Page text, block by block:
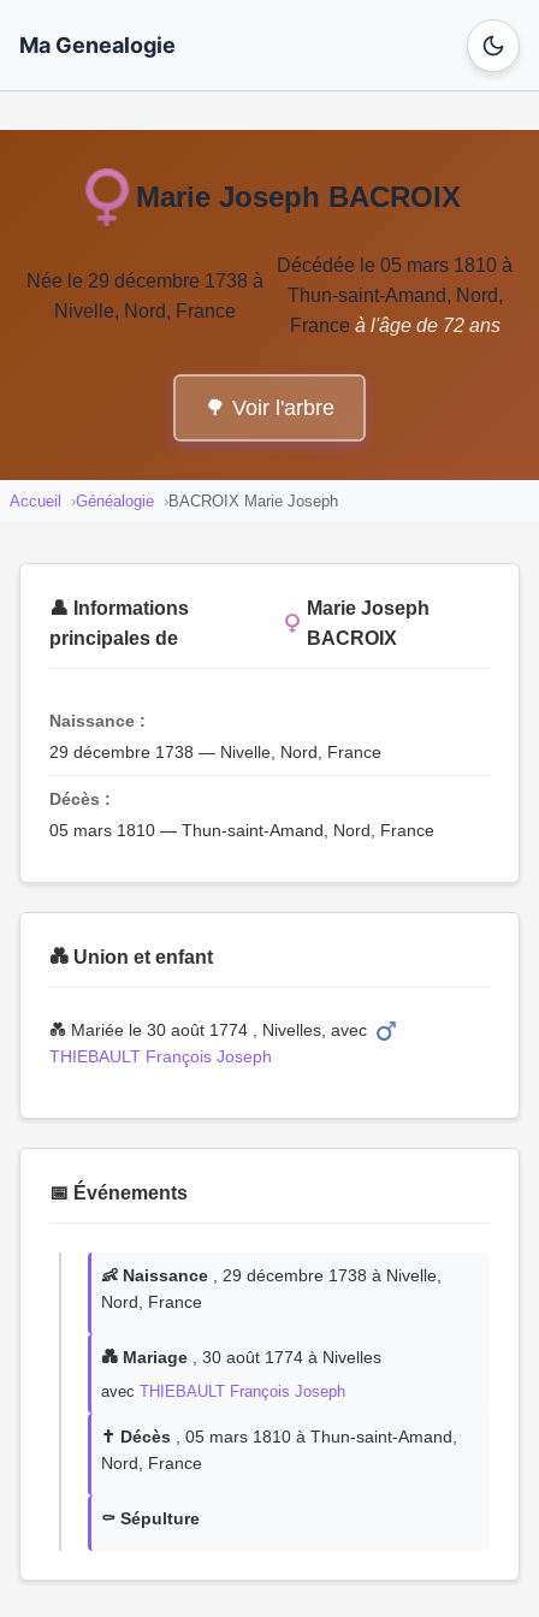
Ma Genealogie
Marie Joseph BACROIX
Née le 29 décembre 1738 à
Nivelle, Nord, France
Décédée le 05 mars 1810 à
Thun-saint-Amand, Nord,
France à l'âge de 72 ans
🌳 Voir l'arbre
Accueil Généalogie BACROIX Marie Joseph
👤 Informations
principales de
Marie Joseph
BACROIX
Naissance :
29 décembre 1738 — Nivelle, Nord, France
Décès :
05 mars 1810 — Thun-saint-Amand, Nord, France
💑 Union et enfant
💑 Mariée le 30 août 1774 , Nivelles, avec
THIEBAULT François Joseph
📅 Événements
👶 Naissance , 29 décembre 1738 à Nivelle,
Nord, France
💑 Mariage , 30 août 1774 à Nivelles
avec THIEBAULT François Joseph
✝️ Décès , 05 mars 1810 à Thun-saint-Amand,
Nord, France
⚰️ Sépulture